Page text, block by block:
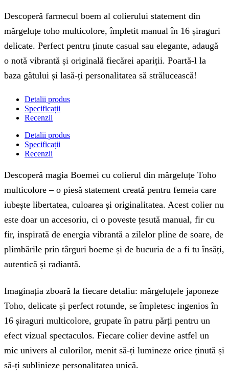
Descoperă farmecul boem al colierului statement din
mărgeluțe toho multicolore, împletit manual în 16 șiraguri
delicate. Perfect pentru ținute casual sau elegante, adaugă
o notă vibrantă și originală fiecărei apariții. Poartă-l la
baza gâtului și lasă-ți personalitatea să strălucească!
Detalii produs
Specificații
Recenzii
Detalii produs
Specificații
Recenzii
Descoperă magia Boemei cu colierul din mărgeluțe Toho
multicolore – o piesă statement creată pentru femeia care
iubește libertatea, culoarea și originalitatea. Acest colier nu
este doar un accesoriu, ci o poveste țesută manual, fir cu
fir, inspirată de energia vibrantă a zilelor pline de soare, de
plimbările prin târguri boeme și de bucuria de a fi tu însăți,
autentică și radiantă.
Imaginația zboară la fiecare detaliu: mărgeluțele japoneze
Toho, delicate și perfect rotunde, se împletesc ingenios în
16 șiraguri multicolore, grupate în patru părți pentru un
efect vizual spectaculos. Fiecare colier devine astfel un
mic univers al culorilor, menit să-ți lumineze orice ținută și
să-ți sublinieze personalitatea unică.